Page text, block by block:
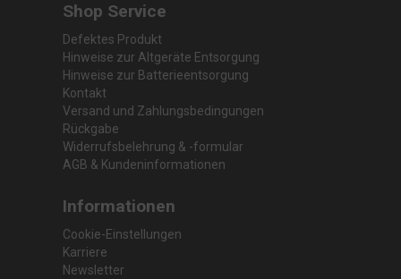
Shop Service
Defektes Produkt
Hinweise zur Altgeräte Entsorgung
Hinweise zur Batterieentsorgung
Kontakt
Versand und Zahlungsbedingungen
Rückgabe
Widerrufsbelehrung & -formular
AGB & Kundeninformationen
Informationen
Cookie-Einstellungen
Karriere
Newsletter